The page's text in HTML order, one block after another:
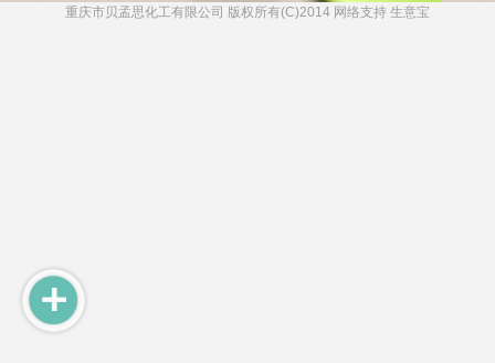
重庆市贝孟思化工有限公司 版权所有(C)2014 网络支持 生意宝